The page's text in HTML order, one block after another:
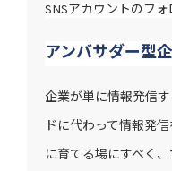
SNSアカウントのフ
アンバサダー型
企業が単に情報発信
ドに代わって情報発
に育てる場にすべく